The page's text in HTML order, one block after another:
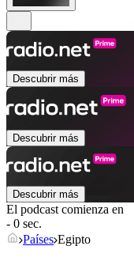
Descubrir más
Descubrir más
Descubrir más
El podcast comienza en
- 0 sec.
Países Egipto